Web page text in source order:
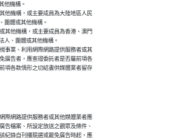
他機構。
他機構，或主要成員為大陸地區人民
團體或其他機構。
其他機構，或主要成員為香港、澳門
人、團體或其他機構。
事業、利用網際網路提供服務者或其
廣告者，應查證委託者是否屬前項各
項各款情形之切結書供媒體業者留存
際網路提供服務者或其他媒體業者應
告檔案、所設定放送之觀眾及條件、
紀錄自刊播競選或罷免廣告時起，應